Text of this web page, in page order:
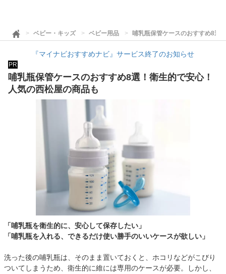
ベビー・キッズ ベビー用品 哺乳瓶保管ケースのおすすめ8選
『マイナビおすすめナビ』サービス終了のお知らせ
PR
哺乳瓶保管ケースのおすすめ8選！衛生的で安心！
人気の西松屋の商品も
「哺乳瓶を衛生的に、安心して保存したい」
「哺乳瓶を入れる、できるだけ使い勝手のいいケースが欲しい」
洗った後の哺乳瓶は、そのまま置いておくと、ホコリなどがこびり
ついてしまうため、衛生的に維には専用のケースが必要。しかし、